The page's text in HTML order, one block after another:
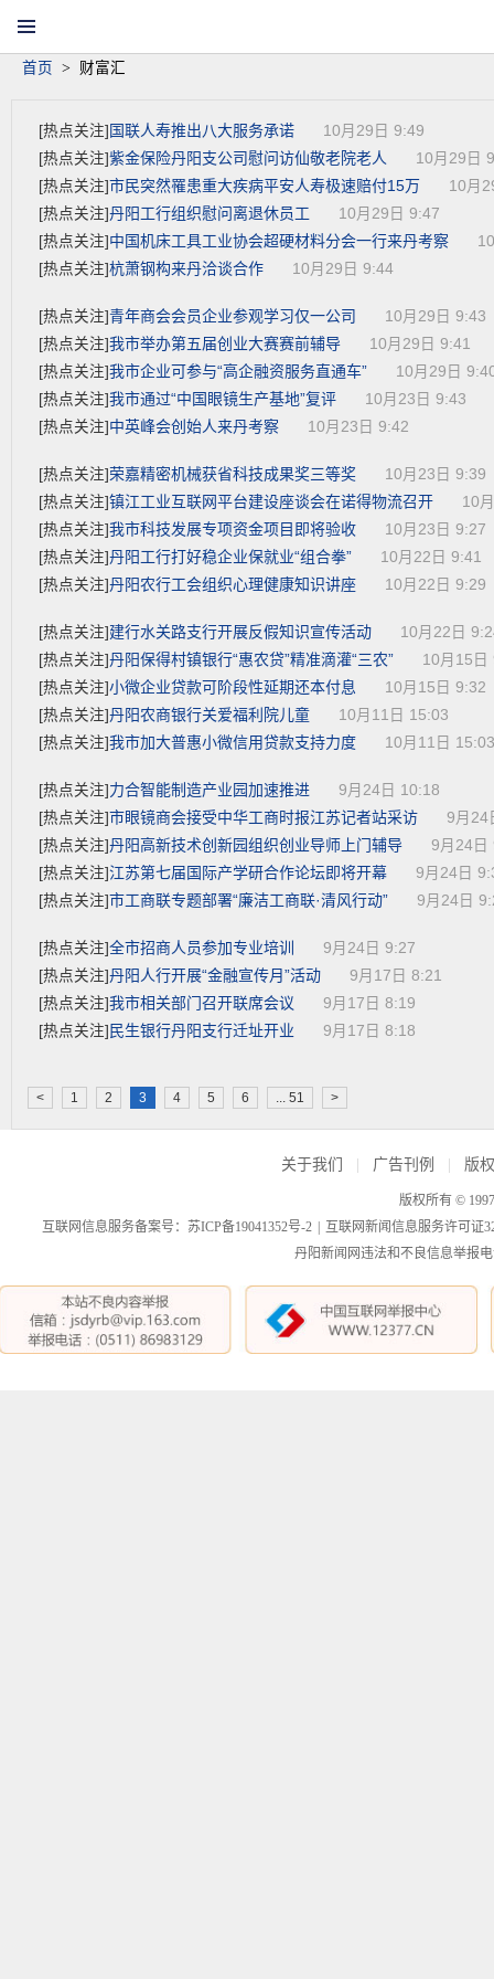
丹阳新闻网首页
首页 > 财富汇
[热点关注] 国联人寿推出八大服务承诺
10月29日 9:49
[热点关注]紫金保险丹阳支公司慰问访仙敬老院老人
10月29日
[热点关注]市民突然罹患重大疾病平安人寿极速赔付15万
10月
[热点关注]丹阳工行组织慰问离退休员工
10月29日 9:47
[热点关注] 中国机床工具工业协会超硬材料分会一行来丹考察
[热点关注]杭萧钢构来丹洽谈合作 10月29日 9:44
[热点关注]青年商会会员企业参观学习仅一公司
10月29日 9:43
[热点关注]我市举办第五届创业大赛赛前辅导
10月29日 9:41
[热点关注]我市企业可参与“高企融资服务直通车”
10月29日
[热点关注]我市通过“中国眼镜生产基地”复评
10月23日 9:43
[热点关注] 中英峰会创始人来丹考察 10月23日 9:42
[热点关注]荣嘉精密机械获省科技成果奖三等奖
10月23日 9:39
[热点关注]镇江工业互联网平台建设座谈会在诺得物流召开
10
[热点关注]我市科技发展专项资金项目即将验收
10月23日 9:27
[热点关注]丹阳工行打好稳企业保就业“组合拳”
10月22日 9:41
[热点关注]丹阳农行工会组织心理健康知识讲座 10月22日 9:29
[热点关注]建行水关路支行开展反假知识宣传活动
10月22日
[热点关注]丹阳保得村镇银行“惠农贷”精准滴灌“三农”
10月15日
[热点关注]小微企业贷款可阶段性延期还本付息
10月15日 9:32
[热点关注]丹阳农商银行关爱福利院儿童
10月11日 15:03
[热点关注]我市加大普惠小微信用贷款支持力度 10月11日 15:03
[热点关注] 力合智能制造产业园加速推进
9月24日 10:18
[热点关注]市眼镜商会接受中华工商时报江苏记者站采访
9月24
[热点关注]丹阳高新技术创新园组织创业导师上门辅导
9月24日
[热点关注]江苏第七届国际产学研合作论坛即将开幕
9月24日
[热点关注]市工商联专题部署“廉洁工商联·清风行动” 9月24日
[热点关注]全市招商人员参加专业培训
9月24日 9:27
[热点关注]丹阳人行开展“金融宣传月”活动
9月17日 8:21
[热点关注]我市相关部门召开联席会议
9月17日 8:19
[热点关注] 民生银行丹阳支行迁址开业 9月17日 8:18
< 1 2 3 4 5 6 ... 51 >
关于我们 广告刊例 版
版权所有 ©
互联网信息服务备案号：苏ICP备19041352号-2
互联网新闻信息服务许可证
丹阳新闻网违法和不良信息举报电